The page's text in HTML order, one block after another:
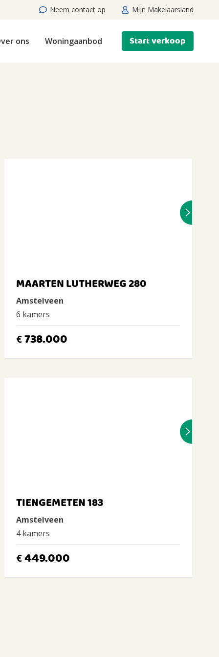
Neem contact op Mijn Makelaarsland
ons Woningaanbod Start verkoop
MAARTEN LUTHERWEG 280
Amstelveen
6 kamers
€738.000
TIENGEMETEN 183
Amstelveen
4 kamers
€449.000